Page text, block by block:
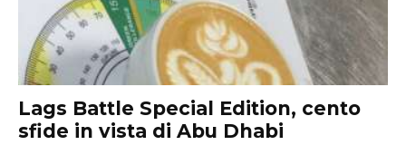
Lags Battle Special Edition, cento
sfide in vista di Abu Dhabi